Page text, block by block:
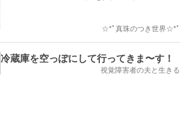
☆*ﾟ真珠のつき世界☆*ﾟ
冷蔵庫を空っぽにして行ってきま〜す！
視覚障害者の夫と生きる